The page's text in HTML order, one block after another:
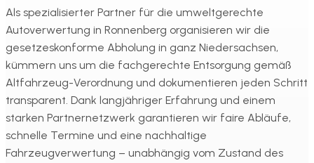
Als spezialisierter Partner für die umweltgerechte
Autoverwertung in Ronnenberg organisieren wir die
gesetzeskonforme Abholung in ganz Niedersachsen,
kümmern uns um die fachgerechte Entsorgung gemäß
Altfahrzeug-Verordnung und dokumentieren jeden Schritt
transparent. Dank langjähriger Erfahrung und einem
starken Partnernetzwerk garantieren wir faire Abläufe,
schnelle Termine und eine nachhaltige
Fahrzeugverwertung – unabhängig vom Zustand des